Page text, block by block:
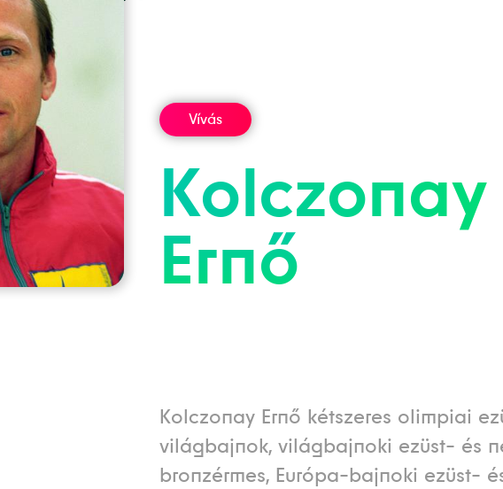
Vívás
Kolczonay
Ernő
Kolczonay Ernő kétszeres olimpiai
világbajnok, világbajnoki ezüst- és
bronzérmes, Európa-bajnoki ezüst-